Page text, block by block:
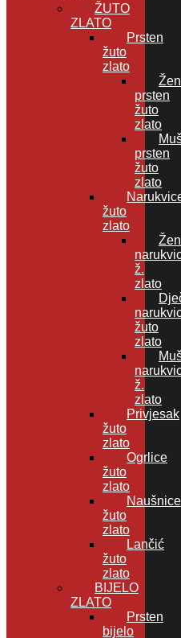
ŽUTO
ZLATO
Prsten
žuto
zlato
prsten
žuto
zlato
prsten
žuto
zlato
žuto
zlato
ž.
zlato
žuto
zlato
ž.
zlato
Privjesak
žuto
zlato
Ogrlice
žuto
zlato
Naušnice
žuto
zlato
Lančić
žuto
zlato
BIJELO
ZLATO
Prsten
bijelo